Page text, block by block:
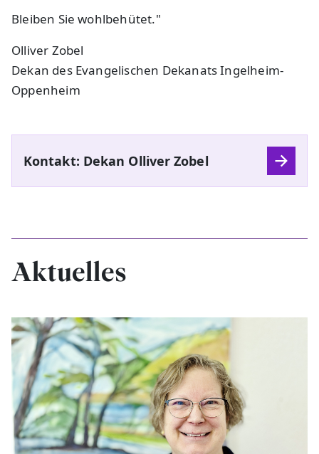
Bleiben Sie wohlbehütet."
Olliver Zobel
Dekan des Evangelischen Dekanats Ingelheim-
Oppenheim
Kontakt: Dekan Olliver Zobel
Aktuelles